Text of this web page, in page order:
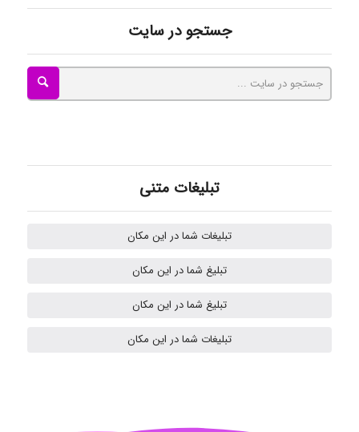
Tavan
akhtar shahsavandi
جستجو در سایت
تبلیغات متنی
تبلیغات شما در این مکان
تبلیغ شما در این مکان
تبلیغ شما در این مکان
تبلیغات شما در این مکان